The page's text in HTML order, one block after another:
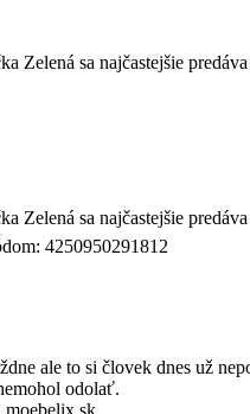
Zelená sa najčastejšie
Zelená sa najčastejšie
4250950291812
ale to si človek dnes už
odolať.
moebelix.sk